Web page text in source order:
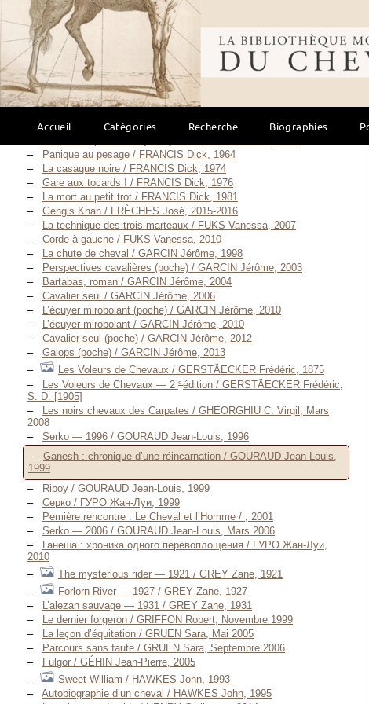
Bibliothèque
Accueil Catégories Recherche Biographies
L’Invincible Race / DORIAN Tola, 1899
Belles histoires de chevaux / DRUON Maurice, 1973
Coup de Fouet / DU BOUCHERON Bernard, 2006
Les chevaux de Fontenoy / ESPARBÈS Georges, [1901?]
L’homme qui murmurait à l’oreille des chevaux —
1996 / EVANS Nicholas, 1996
L’homme qui murmurait à l’oreille des chevaux — 2003 / EVANS
Blessés / EVERETT Percival, Janvier 2007
Panique au pesage / FRANCIS Dick, 1964
La casaque noire / FRANCIS Dick, 1974
Gare aux tocards ! / FRANCIS Dick, 1976
La mort au petit trot / FRANCIS Dick, 1981
Gengis Khan / FRÈCHES José, 2015-2016
La technique des trois marteaux / FUKS Vanessa, 2007
Corde à gauche / FUKS Vanessa, 2010
La chute de cheval / GARCIN Jérôme, 1998
Perspectives cavalières (poche) / GARCIN Jérôme, 2003
Bartabas, roman / GARCIN Jérôme, 2004
Cavalier seul / GARCIN Jérôme, 2006
L’écuyer mirobolant (poche) / GARCIN Jérôme, 2010
L’écuyer mirobolant / GARCIN Jérôme, 2010
Cavalier seul (poche) / GARCIN Jérôme, 2012
Galops (poche) / GARCIN Jérôme, 2013
Les Voleurs de Chevaux / GERSTÄECKER Frédéric, 1875
Les Voleurs de Chevaux — 2 e édition / GERSTÄECKER Frédéric,
S. D. [1905]
Les noirs chevaux des Carpates / GHEORGHIU C. Virgil, Mars
2008
Serko — 1996 / GOURAUD Jean-Louis, 1996
Ganesh : chronique d’une réincarnation / GOURAUD Jean-Louis,
1999
Riboy / GOURAUD Jean-Louis, 1999
Серко / ГУРО Жан-Луи, 1999
Pemière rencontre : Le Cheval et l’Homme / , 2001
Serko — 2006 / GOURAUD Jean-Louis, Mars 2006
Ганеша : хроника одного перевоплощения / ГУРО Жан-Луи,
2010
The mysterious rider — 1921 / GREY Zane, 1921
Forlorn River — 1927 / GREY Zane, 1927
L’alezan sauvage — 1931 / GREY Zane, 1931
Le dernier forgeron / GRIFFON Robert, Novembre 1999
La leçon d’équitation / GRUEN Sara, Mai 2005
Parcours sans faute / GRUEN Sara, Septembre 2006
Fulgor / GÉHIN Jean-Pierre, 2005
Sweet William / HAWKES John, 1993
Autobiographie d’un cheval / HAWKES John, 1995